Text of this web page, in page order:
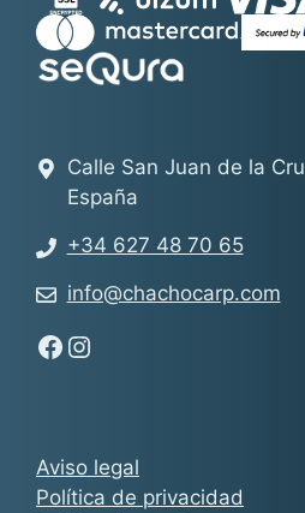
Aviso legal
Política de privacidad
Calle San Juan de la
España
+34 627 48 70 65
info@chachocarp.com
Síguenos en Facebook - Chachocarp
Síguenos en Instagram - Chachocarp